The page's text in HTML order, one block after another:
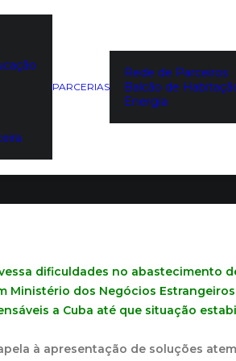
PARCERIAS
Rede de Parceiros
Balcão de
Energia
para
dificuldades no abastecimento
dos Negócios Estrangeiros
a Cuba até que situação
à apresentação de soluções